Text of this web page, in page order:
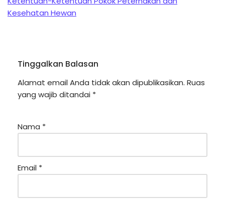
Kesehatan Hewan
Tinggalkan Balasan
Alamat email Anda tidak akan dipublikasikan. Ruas
yang wajib ditandai *
Nama *
Email *